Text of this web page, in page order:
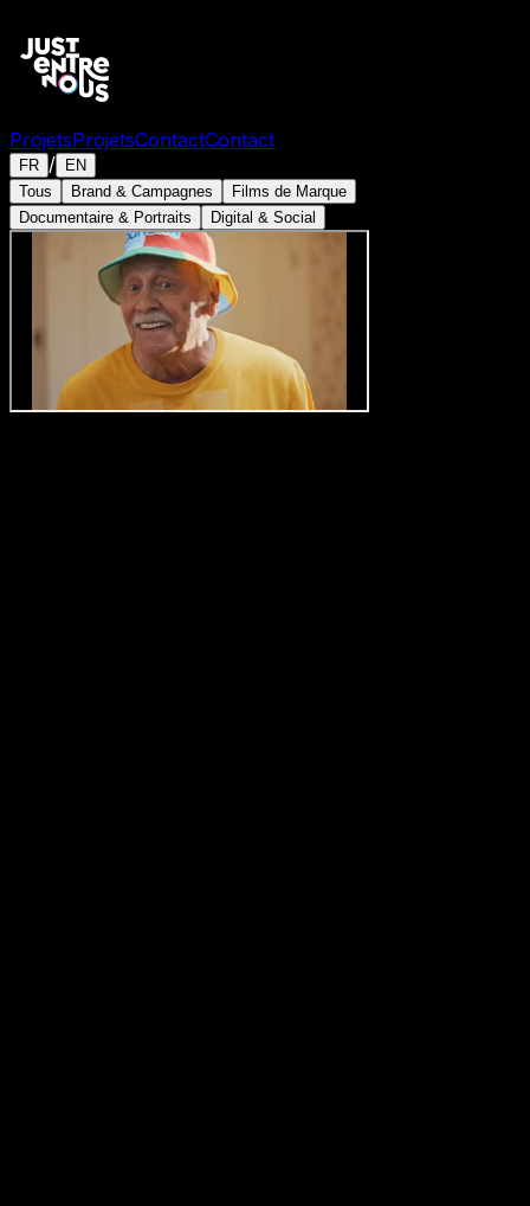
ProjetsProjetsContactContact
FR /
EN
Tous
Brand & Campagnes
Films de Marque
Documentaire & Portraits
Digital & Social